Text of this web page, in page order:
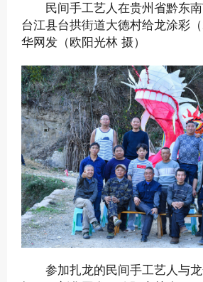
民间手工艺人在贵州省黔东南
台江县台拱街道大德村给龙涂彩
华网发（欧阳光林 摄）
参加扎龙的民间手工艺人与龙